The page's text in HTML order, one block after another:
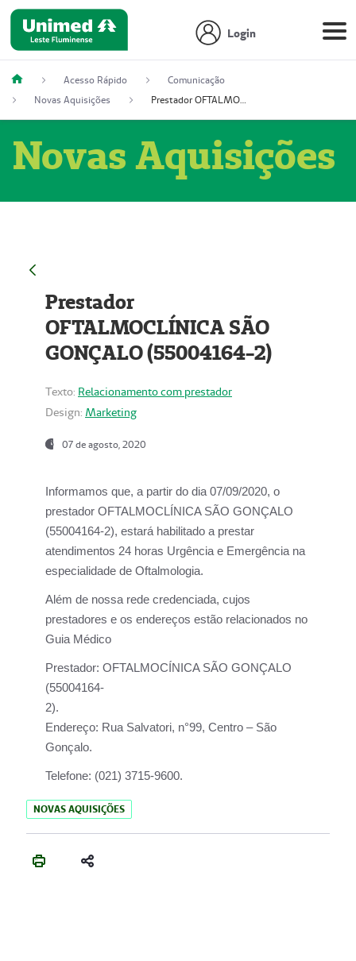
Login
Acesso Rápido
Comunicação
Novas Aquisições
Prestador OFTALMOCLÍNICA SÃO GONÇALO (55004164-2)
Novas Aquisições
Prestador
OFTALMOCLÍNICA SÃO
GONÇALO (55004164-2)
Texto: Relacionamento com prestador
Design: Marketing
07 de agosto, 2020
Informamos que, a partir do dia07/09/2020, o
prestador OFTALMOCLÍNICA SÃO GONÇALO
(55004164-2), estará habilitado a prestar
atendimentos 24 horas Urgência e Emergência na
especialidade de Oftalmologia.
Além de nossa rede credenciada, cujos
prestadores e os endereços estão relacionados no
Guia Médico
Prestador: OFTALMOCÍNICA SÃO GONÇALO
(55004164-
2).
Endereço: Rua Salvatori, n°99, Centro – São
Gonçalo.
Telefone: (021) 3715-9600.
NOVAS AQUISIÇÕES